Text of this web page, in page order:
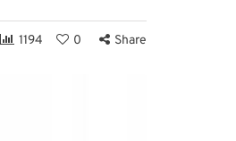
1194 0 Share